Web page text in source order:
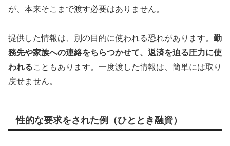
が、本来そこまで渡す必要はありません。
提供した情報は、別の目的に使われる恐れがあります。 勤
務先や家族への連絡をちらつかせて、返済を迫る圧力に使
われることもあります。一度渡した情報は、簡単には取り
戻せません。
性的な要求をされた例（ひととき融資）